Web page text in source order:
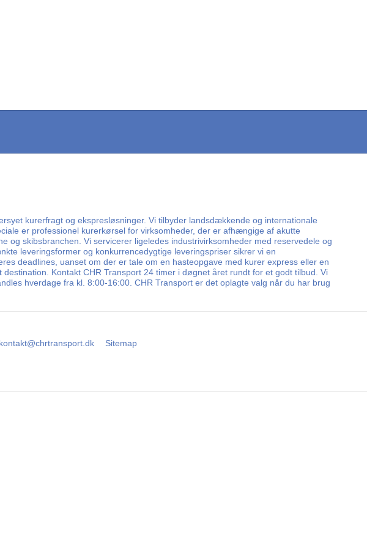
kurerfragt og ekspresløsninger. Vi tilbyder landsdækkende og internationale
er professionel kurerkørsel for virksomheder, der er afhængige af akutte
og skibsbranchen. Vi servicerer ligeledes industrivirksomheder med reservedele og
leveringsformer og konkurrencedygtige leveringspriser sikrer vi en
deadlines, uanset om der er tale om en hasteopgave med kurer express eller en
Kontakt CHR Transport 24 timer i døgnet året rundt for et godt tilbud. Vi
hverdage fra kl. 8:00-16:00. CHR Transport er det oplagte valg når du har brug
kontakt@chrtransport.dk Sitemap